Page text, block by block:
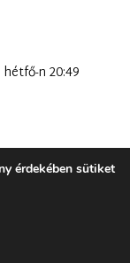
hétfő-n 20:49
inkább
rapet illeti, a
hogy
ki elém,
érdekében sütiket